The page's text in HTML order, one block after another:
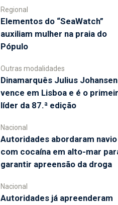
Regional
​Elementos do “SeaWatch”
auxiliam mulher na praia do
Pópulo
Outras modalidades
Dinamarquês Julius Johansen
vence em Lisboa e é o
líder da 87.ª edição
Nacional
Autoridades abordaram navio
com cocaína em alto-mar
garantir apreensão da droga
Nacional
Autoridades já apreenderam